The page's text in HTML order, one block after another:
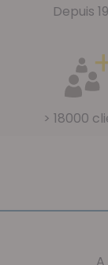
Depuis
> 18000